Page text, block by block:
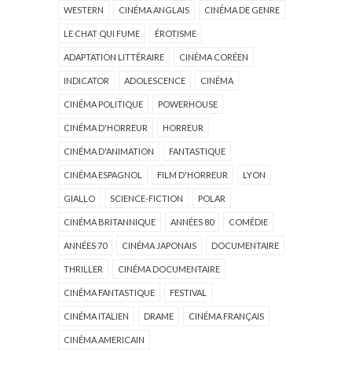
WESTERN CINÉMA ANGLAIS CINÉMA DE GENRE
LE CHAT QUI FUME ÉROTISME
ADAPTATION LITTÉRAIRE CINÉMA CORÉEN
INDICATOR ADOLESCENCE CINÉMA
CINÉMA POLITIQUE POWERHOUSE
CINÉMA D'HORREUR HORREUR
CINÉMA D'ANIMATION FANTASTIQUE
CINÉMA ESPAGNOL FILM D'HORREUR LYON
GIALLO SCIENCE-FICTION POLAR
CINÉMA BRITANNIQUE ANNÉES 80 COMÉDIE
ANNÉES 70 CINÉMA JAPONAIS DOCUMENTAIRE
THRILLER CINÉMA DOCUMENTAIRE
CINÉMA FANTASTIQUE FESTIVAL
CINÉMA ITALIEN DRAME CINÉMA FRANÇAIS
CINÉMA AMERICAIN